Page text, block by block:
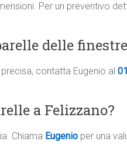
Per un preventivo
delle
contatta Eugenio al
a Felizzano?
Chiama Eugenio per una